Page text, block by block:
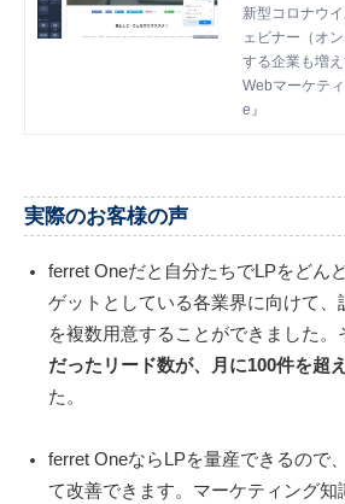
ページ」を
新型コロナウ
ェビナー（オ
する企業も増
は開催テーマ
もページを作成
Webマーケテ
e』
実際のお客様の声
ferret Oneだと自分たちでLPをどん
ゲットとしている各業界に向けて、
を複数用意することができました。
だったリード数が、月に100件を超
た。
ferret OneならLPを量産できるので
て改善できます。マーケティング知